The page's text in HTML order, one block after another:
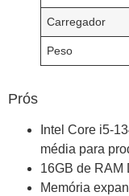
Carregador
Peso
Prós
Intel Core i5-
média para
16GB de RAM
Memória